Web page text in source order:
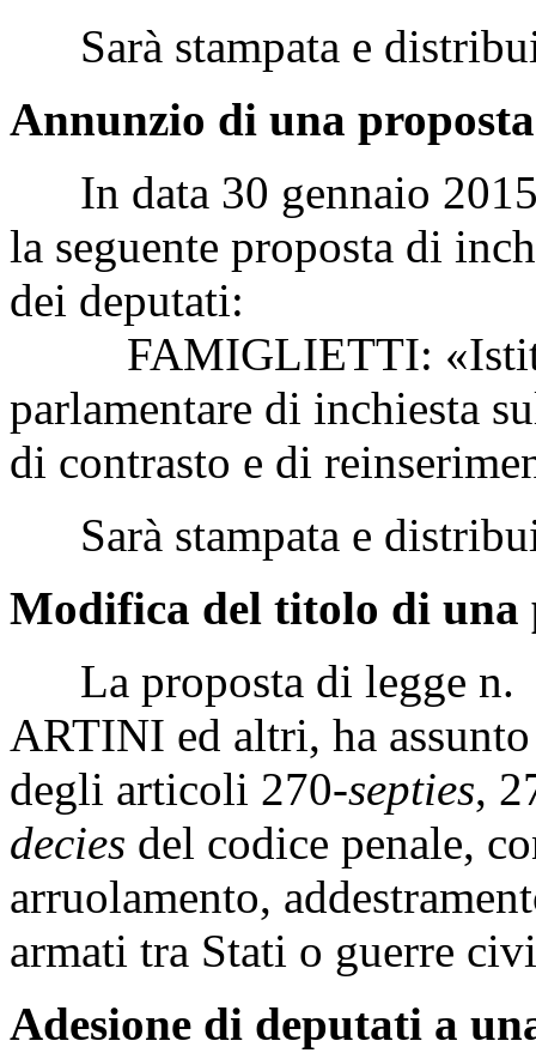
Sarà stampata e
Annunzio di una
In data 30 gennaio 2015
la seguente proposta di
dei deputati:
FAMIGLIETTI:
parlamentare di inchiesta
di contrasto e di
Sarà stampata e
Modifica del titolo di una
La proposta di legge n.
ARTINI ed altri, ha
degli articoli 270-septies,
decies del codice penale,
arruolamento,
armati tra Stati o guerre
Adesione di deputati a